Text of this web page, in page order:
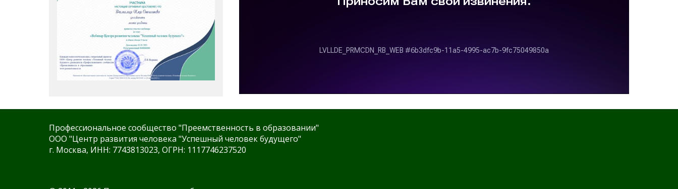
Профессиональное сообщество "Преемственность в образовании"
ООО "Центр развития человека "Успешный человек будущего"
г. Москва, ИНН: 7743813023, ОГРН: 1117746237520